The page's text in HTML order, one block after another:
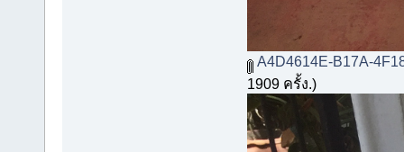
A4D4614E-B17A-
1909 ครั้ง.)